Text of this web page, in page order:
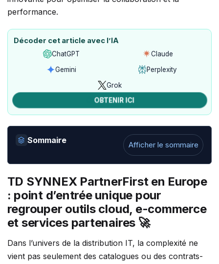
Décoder cet article avec l’IA
ChatGPT
Ouvrir
avec
Claude
Ouvrir
avec
Gemini
Ouvrir
Gemini
Perplexity
Ouvrir
Perplexity
Grok
Ouvrir
avec
Grok
OBTENIR ICI
Sommaire Afficher le sommaire
TD SYNNEX PartnerFirst en Europe
: point d’entrée unique pour
regrouper outils cloud, e-commerce
et services partenaires 🚀
Dans l’univers de la distribution IT, la complexité ne
vient pas seulement des catalogues ou des contrats-